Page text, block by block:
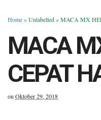
Home» Unlabelled »MACA MX
MACA
CEPAT
onOktober 29, 2018